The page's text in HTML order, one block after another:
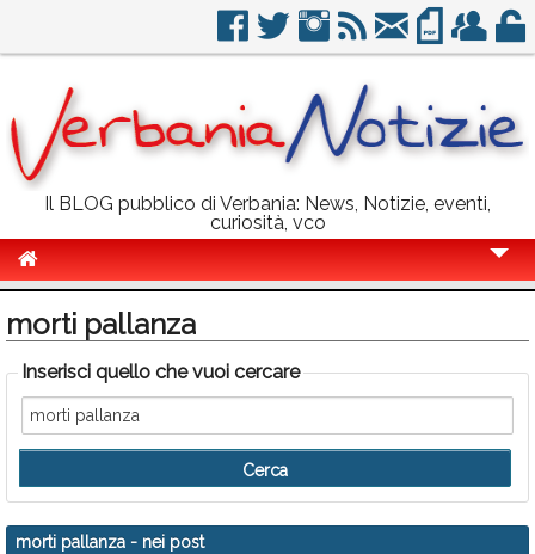
Il BLOG pubblico di Verbania: News, Notizie, eventi,
curiosità, vco
Politica
Sport
Eventi
Info Utili
Rubriche
morti pallanza
Inserisci quello che vuoi cercare
morti pallanza - nei post